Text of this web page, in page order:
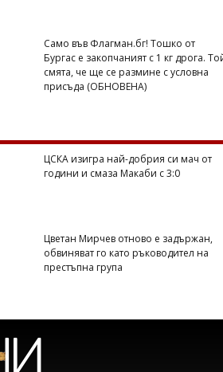
Само във Флагман.бг! Тошко от
Бургас е закопчаният с 1 кг дрога.
смята, че ще се размине с условна
присъда (ОБНОВЕНА)
ЦСКА изигра най-добрия си мач от
години и смаза Макаби с 3:0
Цветан Мирчев отново е задържан,
обвиняват го като ръководител на
престъпна група